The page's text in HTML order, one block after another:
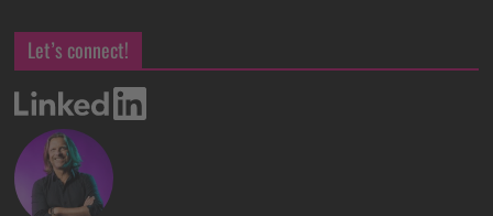
Let’s connect!